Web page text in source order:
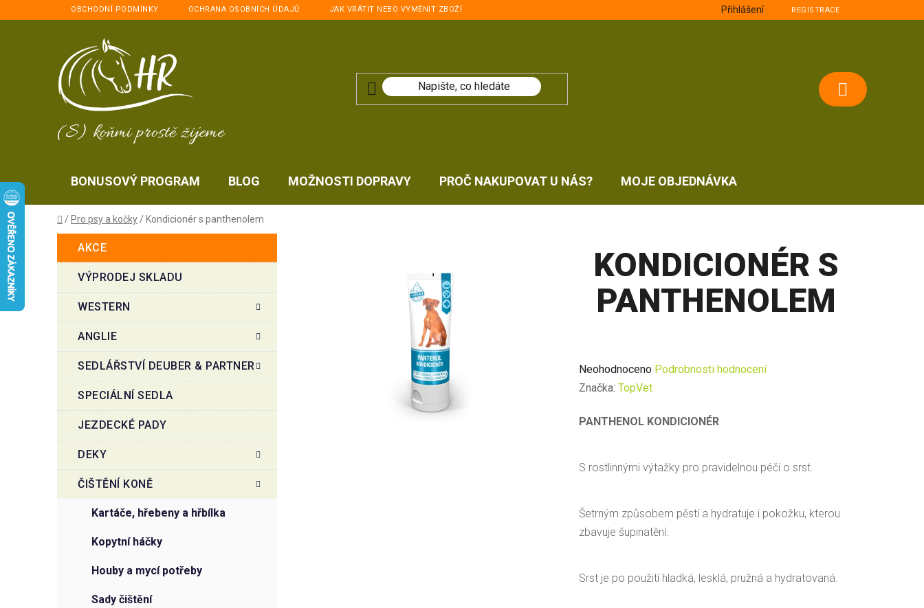
na
OBCHODNÍ PODMÍNKY OCHRANA OSOBNÍCH ÚDAJŮ JAK VRÁTIT NEBO VYMĚNIT ZBOŽÍ Přihlášení REGISTRACE
(S) koňmi prostě žijeme
NÁKUPNÍ
BONUSOVÝ PROGRAM BLOG MOŽNOSTI DOPRAVY PROČ NAKUPOVAT U NÁS? MOJE OBJEDNÁVKA
Domů
/ Pro psy a kočky / Kondicionér s panthenolem
o
t
n
í
n
l
kategorie
AKCE
VÝPRODEJ SKLADU
WESTERN
ANGLIE
SEDLÁŘSTVÍ DEUBER & PARTNER
SPECIÁLNÍ SEDLA
JEZDECKÉ PADY
DEKY
ČIŠTĚNÍ KONĚ
kartáče, hřebeny a hřbílka
kopytní háčky
houby a mycí potřeby
sady čištění
KONDICIONÉR S
PANTHENOLEM
Průměrné
hodnocení
je
z
Neohodnoceno Podrobnosti hodnocení
Značka: TopVet
PANTHENOL KONDICIONÉR
S rostlinnými výtažky pro pravidelnou péči o srst.
Šetrným způsobem pěstí a hydratuje i pokožku, kterou
zbavuje šupinatění.
Srst je po použití hladká, lesklá, pružná a hydratovaná.